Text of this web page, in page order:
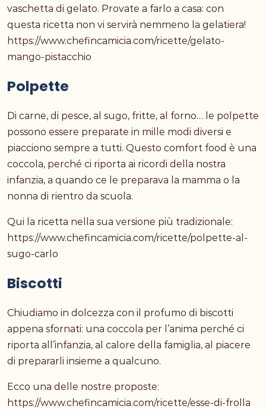
vaschetta di gelato. Provate a farlo a casa: con
questa ricetta non vi servirà nemmeno la gelatiera!
https://www.chefincamicia.com/ricette/gelato-
mango-pistacchio
Polpette
Di carne, di pesce, al sugo, fritte, al forno… le polpette
possono essere preparate in mille modi diversi e
piacciono sempre a tutti. Questo comfort food è una
coccola, perché ci riporta ai ricordi della nostra
infanzia, a quando ce le preparava la mamma o la
nonna di rientro da scuola.
Qui la ricetta nella sua versione più tradizionale:
https://www.chefincamicia.com/ricette/polpette-al-
sugo-carlo
Biscotti
Chiudiamo in dolcezza con il profumo di biscotti
appena sfornati: una coccola per l’anima perché ci
riporta all’infanzia, al calore della famiglia, al piacere
di prepararli insieme a qualcuno.
Ecco una delle nostre proposte:
https://www.chefincamicia.com/ricette/esse-di-frolla